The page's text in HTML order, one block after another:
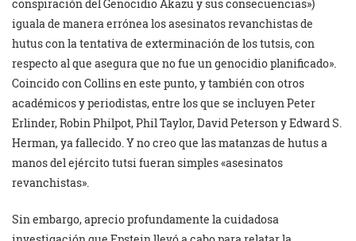
conspiración del Genocidio Akazu y sus consecuencias»)
iguala de manera errónea los asesinatos revanchistas de
hutus con la tentativa de exterminación de los tutsis, con
respecto al que asegura que no fue un genocidio planificado».
Coincido con Collins en este punto, y también con otros
académicos y periodistas, entre los que se incluyen Peter
Erlinder, Robin Philpot, Phil Taylor, David Peterson y Edward S.
Herman, ya fallecido. Y no creo que las matanzas de hutus a
manos del ejército tutsi fueran simples «asesinatos
revanchistas».
Sin embargo, aprecio profundamente la cuidadosa